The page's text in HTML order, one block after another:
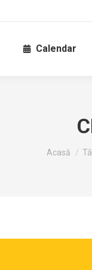
Calendar
Sunteți aici:
Acasă